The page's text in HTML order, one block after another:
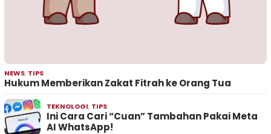
NEWS, TIPS
Hukum Memberikan Zakat Fitrah ke Orang Tua
TEKNOLOGI, TIPS
Ini Cara Cari “Cuan” Tambahan Pakai Meta
AI WhatsApp!